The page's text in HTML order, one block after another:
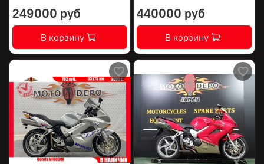
249000 руб
В корзину
440000 руб
В корзину